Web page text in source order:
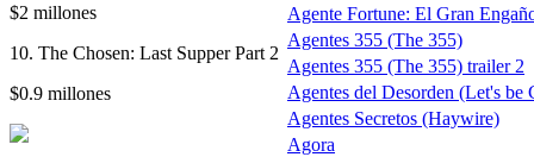
$2 millones
10. The Chosen: Last Supper Part 2
$0.9 millones
Agente Fortune: El Gran
Agentes 355 (The 355)
Agentes 355 (The 355) trailer 2
Agentes del Desorden (Let's be
Agentes Secretos (Haywire)
Agora